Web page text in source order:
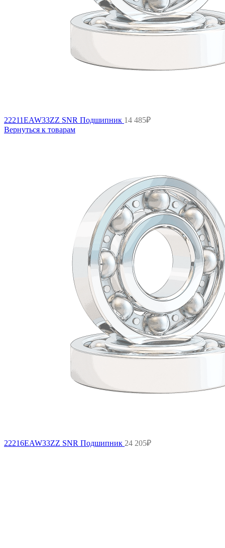
22211EAW33ZZ SNR Подшипник 14 485₽
Вернуться к товарам
22216EAW33ZZ SNR Подшипник 24 205₽